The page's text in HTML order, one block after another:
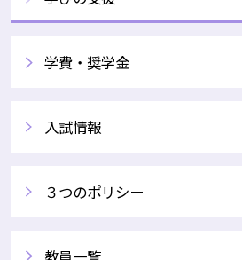
学費・奨学金
入試情報
３つのポリシー